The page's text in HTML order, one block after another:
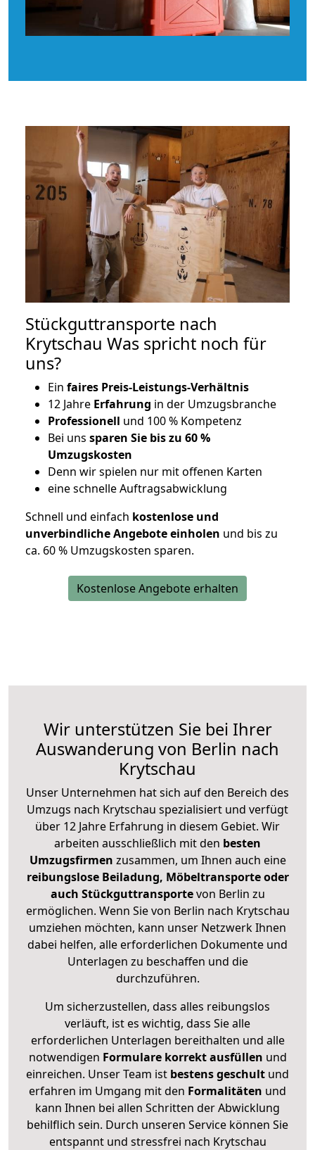
Stückguttransporte nach
Krytschau Was spricht noch für
uns?
Ein faires Preis-Leistungs-Verhältnis
12 Jahre Erfahrung in der Umzugsbranche
Professionell und 100 % Kompetenz
Bei uns sparen Sie bis zu 60 %
Umzugskosten
Denn wir spielen nur mit offenen Karten
eine schnelle Auftragsabwicklung
Schnell und einfach kostenlose und
unverbindliche Angebote einholen und bis zu
ca. 60 % Umzugskosten sparen.
Kostenlose Angebote erhalten
Wir unterstützen Sie bei Ihrer
Auswanderung von Berlin nach
Krytschau
Unser Unternehmen hat sich auf den Bereich des
Umzugs nach Krytschau spezialisiert und verfügt
über 12 Jahre Erfahrung in diesem Gebiet. Wir
arbeiten ausschließlich mit den besten
Umzugsfirmen zusammen, um Ihnen auch eine
reibungslose Beiladung, Möbeltransporte oder
auch Stückguttransportevon Berlin zu
ermöglichen. Wenn Sie von Berlin nach Krytschau
umziehen möchten, kann unser Netzwerk Ihnen
dabei helfen, alle erforderlichen Dokumente und
Unterlagen zu beschaffen und die
durchzuführen.
Um sicherzustellen, dass alles reibungslos
verläuft, ist es wichtig, dass Sie alle
erforderlichen Unterlagen bereithalten und alle
notwendigen Formulare korrekt ausfüllen und
einreichen. Unser Team ist bestens geschult und
erfahren im Umgang mit den Formalitäten und
kann Ihnen bei allen Schritten der Abwicklung
behilflich sein. Durch unseren Service können Sie
entspannt und stressfrei nach Krytschau